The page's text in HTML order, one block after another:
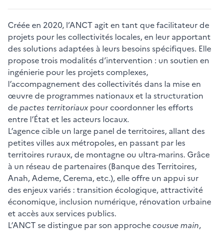
Créée en 2020, l’ANCT agit en tant que facilitateur de
projets pour les collectivités locales, en leur apportant
des solutions adaptées à leurs besoins spécifiques. Elle
propose trois modalités d’intervention : un soutien en
ingénierie pour les projets complexes,
l’accompagnement des collectivités dans la mise en
œuvre de programmes nationaux et la structuration
depactes territoriaux pour coordonner les efforts
entre l’État et les acteurs locaux.
L’agence cible un large panel de territoires, allant des
petites villes aux métropoles, en passant par les
territoires ruraux, de montagne ou ultra-marins. Grâce
à un réseau de partenaires (Banque des Territoires,
Anah, Ademe, Cerema, etc.), elle offre un appui sur
des enjeux variés : transition écologique, attractivité
économique, inclusion numérique, rénovation urbaine
et accès aux services publics.
L’ANCT se distingue par son approchecousue main,